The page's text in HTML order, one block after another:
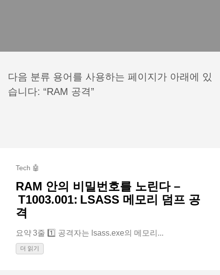
다음 분류 용어를 사용하는 페이지가 아래에 있
습니다: “RAM 공격”
Tech 🤖
RAM 안의 비밀번호를 노린다 –
T1003.001: LSASS 메모리 덤프 공
격
요약 3줄 1️⃣ 공격자는 lsass.exe의 메모리...
더 읽기